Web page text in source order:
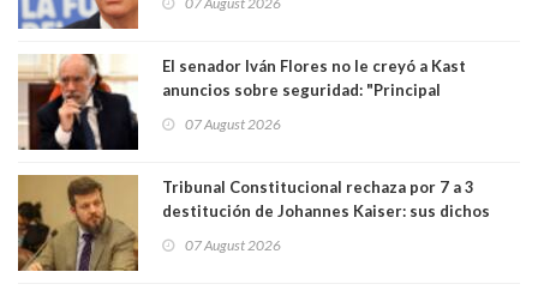
El senador Iván Flores no le creyó a Kast
anuncios sobre seguridad: "Principal
perseguir ruta del dinero y levantar secreto
07 August 2026
Tribunal Constitucional rechaza por 7 a 3
destitución de Johannes Kaiser: sus dichos
justicia constitucional porque no es diputado
07 August 2026